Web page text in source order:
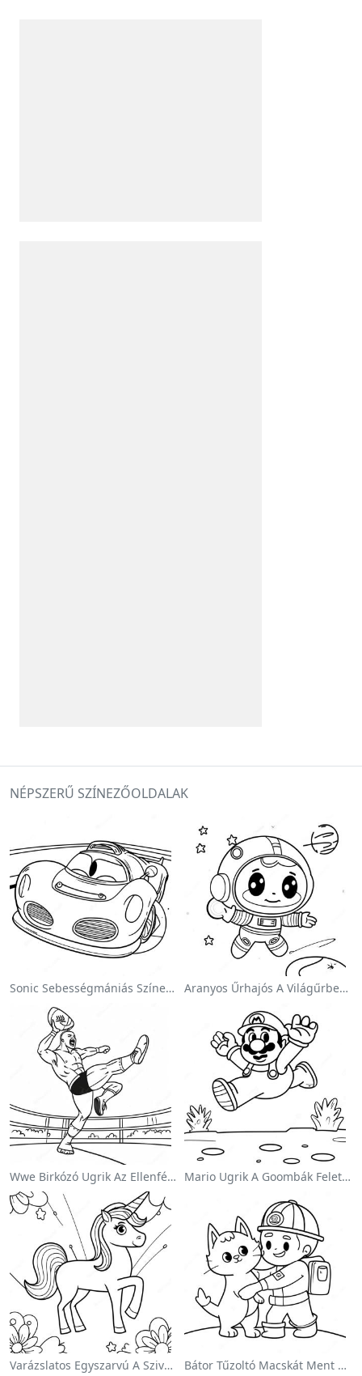
NÉPSZERŰ SZÍNEZŐOLDALAK
Sonic Sebességmániás Színezőlap Aranyos Űrhajós A Világűrben Színezőlap
Wwe Birkózó Ugrik Az Ellenfélre Színezőlap Mario Ugrik A Goombák Felett Színezőlap
Varázslatos Egyszarvú A Szivárvány Színezőoldalon Bátor Tűzoltó Macskát Ment Színezőlap